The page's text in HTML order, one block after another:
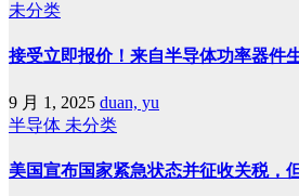
未分类
接受立即报价！来自半导体功率器件
9 月 1, 2025 duan, yu
半导体 未分类
美国宣布国家紧急状态并征收关税，